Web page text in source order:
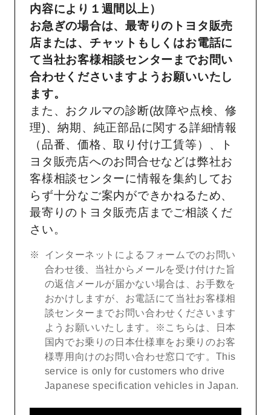
内容により１週間以上）
お急ぎの場合は、最寄りのトヨタ販売
店または、チャットもしくはお電話に
て当社お客様相談センターまでお問い
合わせくださいますようお願いいたし
ます。
また、おクルマの診断(故障や点検、修
理)、納期、純正部品に関する詳細情報
（品番、価格、取り付け工賃等）、ト
ヨタ販売店へのお問合せなどは弊社お
客様相談センターに情報を集約してお
らず十分なご案内ができかねるため、
最寄りのトヨタ販売店までご相談くだ
さい。
インターネットによるフォームでのお問い
合わせ後、当社からメールを受け付けた旨
の返信メールが届かない場合は、お手数を
おかけしますが、お電話にて当社お客様相
談センターまでお問い合わせくださいます
ようお願いいたします。※こちらは、日本
国内でお乗りの日本仕様車をお乗りのお客
様専用向けのお問い合わせ窓口です。This
service is only for customers who drive
Japanese specification vehicles in Japan.